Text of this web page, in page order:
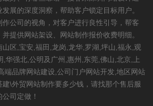
展的深度洞察，帮助客户锁定目标用户。
公司的视角，对客户进行良性引导，帮客
提供网站架设、网站制作报价收费明细。
区,宝安,福田,龙岗,龙华,罗湖,坪山,福永,观
,华强北,公明及广州,惠州,东莞,佛山,北京,上
端品牌网站建设,公司门户网站开发,地区网站
建\外贸网站制作要多少钱，请找那个售后服
司定做！